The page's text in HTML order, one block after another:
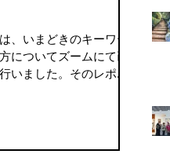
、いまどきのキーワー
についてズームにて画
いました。そのレポー